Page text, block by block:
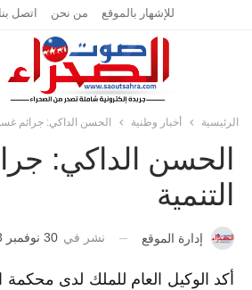
للإشهار بالموقع من نحن اتصل بنا
الرئيسية أخبار وطنية الحسن الداكي: جرائم
الحسن الداكي:
التنمية
إدارة الموقع نشر في 30 نوفمبر 2023 الساعة 18 و 36 دقيقة
أكد الوكيل العام للملك لدى